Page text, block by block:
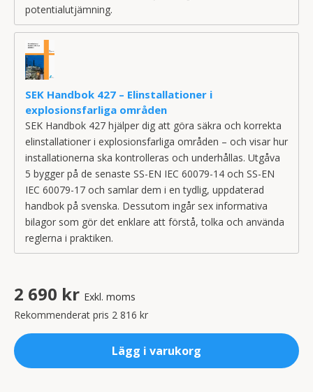
potentialutjämning.
SEK Handbok 427 – Elinstallationer i
explosionsfarliga områden
SEK Handbok 427 hjälper dig att göra säkra och korrekta
elinstallationer i explosionsfarliga områden – och visar hur
installationerna ska kontrolleras och underhållas. Utgåva
5 bygger på de senaste SS-EN IEC 60079-14 och SS-EN
IEC 60079-17 och samlar dem i en tydlig, uppdaterad
handbok på svenska. Dessutom ingår sex informativa
bilagor som gör det enklare att förstå, tolka och använda
reglerna i praktiken.
2 690 kr Exkl. moms
Rekommenderat pris 2 816 kr
Lägg i varukorg